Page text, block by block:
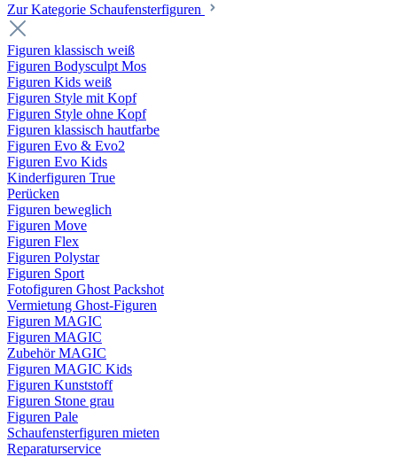
Zur Kategorie Schaufenster­figuren
Figuren klassisch weiß
Figuren Bodysculpt Mos
Figuren Kids weiß
Figuren Style mit Kopf
Figuren Style ohne Kopf
Figuren klassisch hautfarbe
Figuren Evo & Evo2
Figuren Evo Kids
Kinderfiguren True
Perücken
Figuren beweglich
Figuren Move
Figuren Flex
Figuren Polystar
Figuren Sport
Fotofiguren Ghost Packshot
Vermietung Ghost-Figuren
Figuren MAGIC
Figuren MAGIC
Zubehör MAGIC
Figuren MAGIC Kids
Figuren Kunststoff
Figuren Stone grau
Figuren Pale
Schaufensterfiguren mieten
Reparaturservice